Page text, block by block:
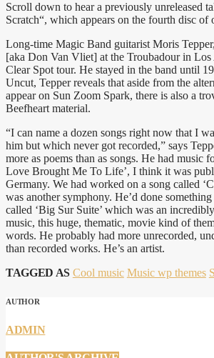
Scroll down to hear a previously unreleased
Scratch“, which appears on the fourth disc of
Long-time Magic Band guitarist Moris
[aka Don Van Vliet] at the Troubadour in Los
Clear Spot tour. He stayed in the band until
Uncut, Tepper reveals that aside from the
appear on Sun Zoom Spark, there is also a
Beefheart material.
“I can name a dozen songs right now that I
him but which never got recorded,” says
more as poems than as songs. He had music
Love Brought Me To Life’, I think it was
Germany. We had worked on a song called
was another symphony. He’d done
called ‘Big Sur Suite’ which was an
music, this huge, thematic, movie kind of
words. He probably had more unrecorded,
than recorded works. He’s an artist.
TAGGED AS Cool music Music wp themes
AUTHOR
ADMIN